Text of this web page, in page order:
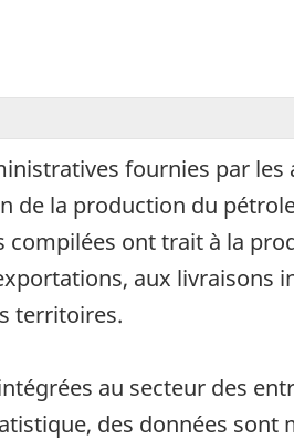
fournies par
la production du
ont trait à la
aux livraisons
territoires.
au secteur des
des données sont